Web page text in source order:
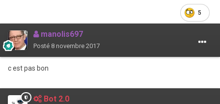
5
manolis697
Posté 8 novembre 2017
c est pas bon
Bot 2.0